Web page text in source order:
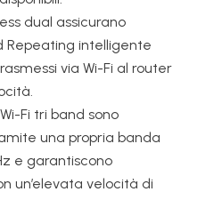
dual assicurano
Repeating intelligente
via Wi-Fi al router
Fi tri band sono
una propria banda
e garantiscono
un’elevata velocità di